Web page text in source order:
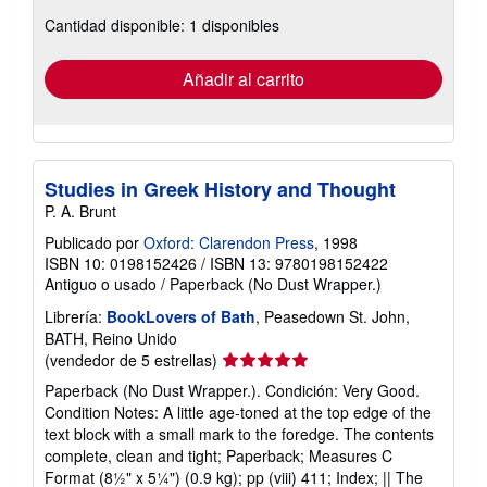
las
tarifas
envío
Cantidad disponible: 1 disponibles
Añadir al carrito
Studies in Greek History and Thought
P. A. Brunt
Publicado por Oxford: Clarendon Press, 1998
ISBN 10: 0198152426 / ISBN 13: 9780198152422
Antiguo o usado / Paperback (No Dust Wrapper.)
Librería: BookLovers of Bath, Peasedown St. John,
BATH, Reino Unido
(vendedor de 5 estrellas) Calificación
vendedor:
5
de
5
Paperback (No Dust Wrapper.). Condición: Very Good.
Condition Notes: A little age-toned at the top edge of the
text block with a small mark to the foredge. The contents
complete, clean and tight; Paperback; Measures C
Format (8½" x 5¼") (0.9 kg); pp (viii) 411; Index; || The